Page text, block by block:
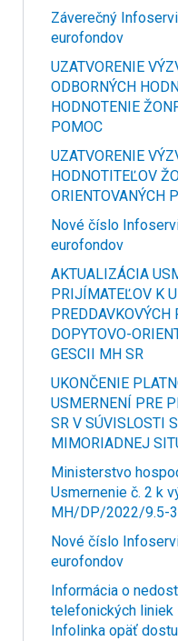
Záverečný
eurofondov
UZATVORENIE
ODBORNÝCH
HODNOTENIE
POMOC
UZATVORENIE
HODNOTITEĽOV
ORIENTOVANÝCH
Nové číslo
eurofondov
AKTUALIZÁCIA
PRIJÍMATEĽOV K
PREDDAVKOVÝCH
DOPYTOVO-
GESCII MH SR
UKONČENIE
USMERNENÍ PRE
SR V SÚVISLOSTI
MIMORIADNEJ
Ministerstvo
Usmernenie č. 2 k
MH/DP/2022/9.5-
Nové číslo
eurofondov
Informácia o
telefonických liniek
Infolinka opäť